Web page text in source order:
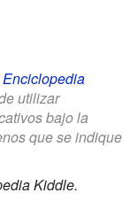
Enciclopedia
utilizar
bajo la
que se indique
Kiddle.